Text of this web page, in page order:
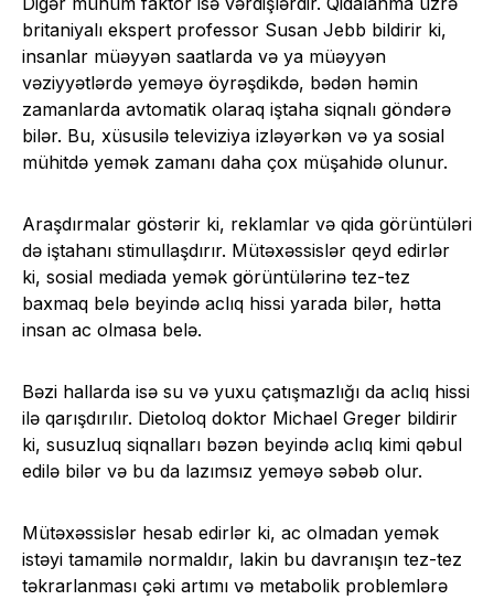
britaniyalı ekspert professor Susan Jebb bildirir ki,
insanlar müəyyən saatlarda və ya müəyyən
vəziyyətlərdə yeməyə öyrəşdikdə, bədən həmin
zamanlarda avtomatik olaraq iştaha siqnalı göndərə
bilər. Bu, xüsusilə televiziya izləyərkən və ya sosial
mühitdə yemək zamanı daha çox müşahidə olunur.
Araşdırmalar göstərir ki, reklamlar və qida görüntüləri
də iştahanı stimullaşdırır. Mütəxəssislər qeyd edirlər
ki, sosial mediada yemək görüntülərinə tez-tez
baxmaq belə beyində aclıq hissi yarada bilər, hətta
insan ac olmasa belə.
Bəzi hallarda isə su və yuxu çatışmazlığı da aclıq hissi
ilə qarışdırılır. Dietoloq doktor Michael Greger bildirir
ki, susuzluq siqnalları bəzən beyində aclıq kimi qəbul
edilə bilər və bu da lazımsız yeməyə səbəb olur.
Mütəxəssislər hesab edirlər ki, ac olmadan yemək
istəyi tamamilə normaldır, lakin bu davranışın tez-tez
təkrarlanması çəki artımı və metabolik problemlərə